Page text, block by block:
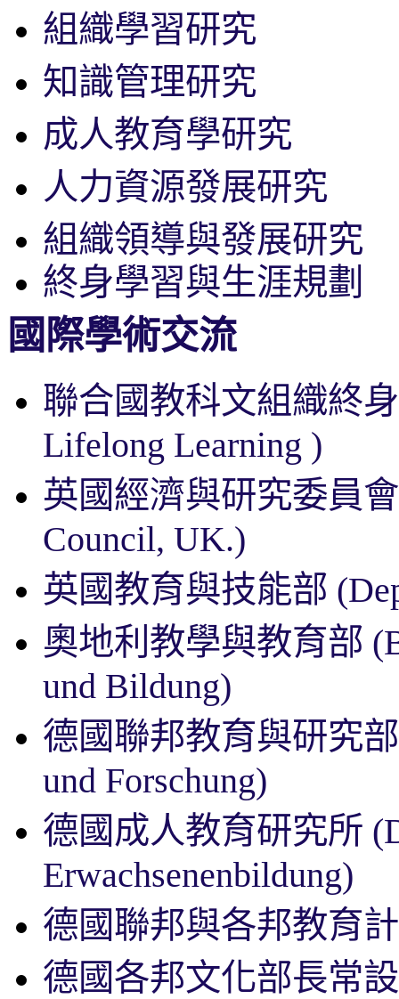
組織學習研究
知識管理研究
成人教育學研究
人力資源發展研究
組織領導與發展研究
終身學習與生涯規劃
國際學術交流
聯合國教科文組織終
Lifelong Learning )
英國經濟與研究委員會
Council, UK.)
英國教育與技能部
奧地利教學與教育部
und Bildung)
德國聯邦教育與研究
und Forschung)
德國成人教育研究所
Erwachsenenbildung)
德國聯邦與各邦教育
德國各邦文化部長常